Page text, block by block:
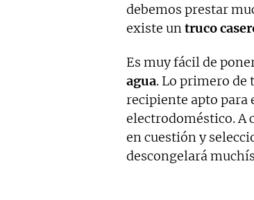
debemos prestar
existe untruco
Es muy fácil de
agua. Lo primero de
recipiente apto para
electrodoméstico. A
en cuestión y
descongelará